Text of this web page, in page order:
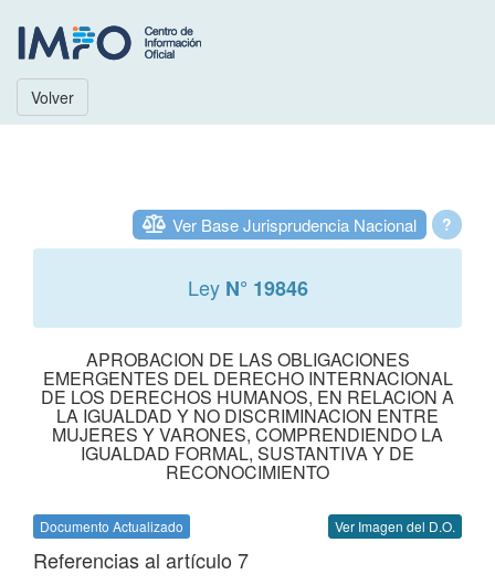
Volver
?
Ver Base Jurisprudencia Nacional
Ley N° 19846
APROBACION DE LAS OBLIGACIONES
EMERGENTES DEL DERECHO INTERNACIONAL
DE LOS DERECHOS HUMANOS, EN RELACION A
LA IGUALDAD Y NO DISCRIMINACION ENTRE
MUJERES Y VARONES, COMPRENDIENDO LA
IGUALDAD FORMAL, SUSTANTIVA Y DE
RECONOCIMIENTO
Documento Actualizado Ver Imagen del D.O.
Referencias al artículo 7